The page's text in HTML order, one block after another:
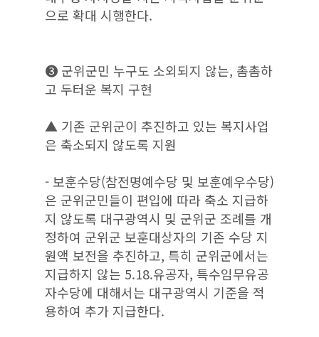
으로 확대 시행한다.
❸ 군위군민 누구도 소외되지 않는, 촘촘하
고 두터운 복지 구현
▲ 기존 군위군이 추진하고 있는 복지사업
은 축소되지 않도록 지원
- 보훈수당(참전명예수당 및 보훈예우수당)
은 군위군민들이 편입에 따라 축소 지급하
지 않도록 대구광역시 및 군위군 조례를 개
정하여 군위군 보훈대상자의 기존 수당 지
원액 보전을 추진하고, 특히 군위군에서는
지급하지 않는 5.18.유공자, 특수임무유공
자수당에 대해서는 대구광역시 기준을 적
용하여 추가 지급한다.